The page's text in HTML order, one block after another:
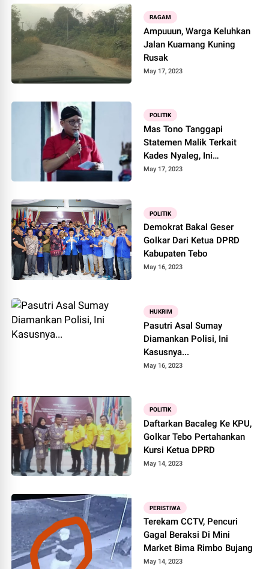
RAGAM
Ampuuun, Warga Keluhkan
Jalan Kuamang Kuning
Rusak
May 17, 2023
POLITIK
Mas Tono Tanggapi
Statemen Malik Terkait
Kades Nyaleg, Ini
Komentarnya...
May 17, 2023
POLITIK
Demokrat Bakal Geser
Golkar Dari Ketua DPRD
Kabupaten Tebo
May 16, 2023
HUKRIM
Pasutri Asal Sumay
Diamankan Polisi, Ini
Kasusnya...
May 16, 2023
POLITIK
Daftarkan Bacaleg Ke KPU,
Golkar Tebo Pertahankan
Kursi Ketua DPRD
May 14, 2023
PERISTIWA
Terekam CCTV, Pencuri
Gagal Beraksi Di Mini
Market Bima Rimbo Bujang
May 14, 2023